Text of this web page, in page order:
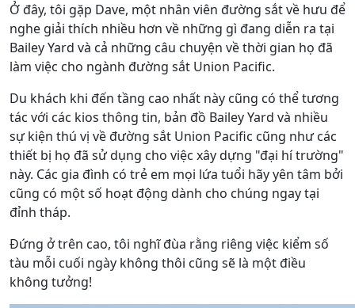
Ở đây, tôi gặp Dave, một nhân viên đường sắt về hưu để
nghe giải thích nhiều hơn về những gì đang diễn ra tại
Bailey Yard và cả những câu chuyện về thời gian họ đã
làm việc cho ngành đường sắt Union Pacific.
Du khách khi đến tầng cao nhất này cũng có thể tương
tác với các kios thông tin, bản đồ Bailey Yard và nhiều
sự kiện thú vị về đường sắt Union Pacific cũng như các
thiết bị họ đã sử dụng cho việc xây dựng "đại hí trường"
này. Các gia đình có trẻ em mọi lứa tuổi hãy yên tâm bởi
cũng có một số hoạt động dành cho chúng ngay tại
đỉnh tháp.
Đứng ở trên cao, tôi nghĩ đùa rằng riêng việc kiểm số
tàu mỗi cuối ngày không thôi cũng sẽ là một điều
không tưởng!